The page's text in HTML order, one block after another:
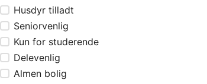
Husdyr tilladt
Seniorvenlig
Kun for studerende
Delevenlig
Almen bolig